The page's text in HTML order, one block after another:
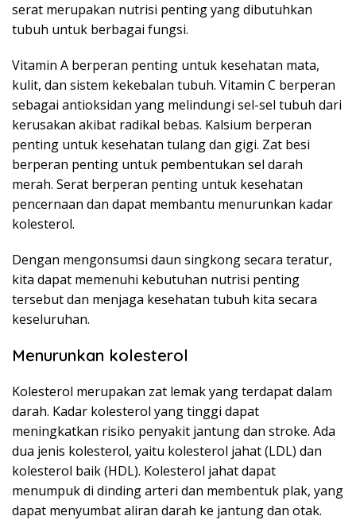
serat merupakan nutrisi penting yang dibutuhkan
tubuh untuk berbagai fungsi.
Vitamin A berperan penting untuk kesehatan mata,
kulit, dan sistem kekebalan tubuh. Vitamin C berperan
sebagai antioksidan yang melindungi sel-sel tubuh dari
kerusakan akibat radikal bebas. Kalsium berperan
penting untuk kesehatan tulang dan gigi. Zat besi
berperan penting untuk pembentukan sel darah
merah. Serat berperan penting untuk kesehatan
pencernaan dan dapat membantu menurunkan kadar
kolesterol.
Dengan mengonsumsi daun singkong secara teratur,
kita dapat memenuhi kebutuhan nutrisi penting
tersebut dan menjaga kesehatan tubuh kita secara
keseluruhan.
Menurunkan kolesterol
Kolesterol merupakan zat lemak yang terdapat dalam
darah. Kadar kolesterol yang tinggi dapat
meningkatkan risiko penyakit jantung dan stroke. Ada
dua jenis kolesterol, yaitu kolesterol jahat (LDL) dan
kolesterol baik (HDL). Kolesterol jahat dapat
menumpuk di dinding arteri dan membentuk plak, yang
dapat menyumbat aliran darah ke jantung dan otak.